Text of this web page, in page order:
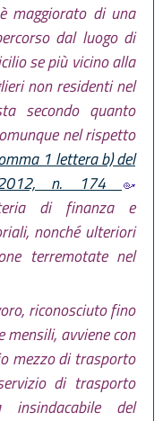
maggiorato di una
dal luogo di
se più vicino alla
non residenti nel
secondo quanto
nel rispetto
1 lettera b) del
n. 174
di finanza e
nonché ulteriori
terremotate nel
riconosciuto fino
avviene con
mezzo di trasporto
di trasporto
insindacabile del